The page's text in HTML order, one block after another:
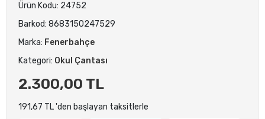
Ürün Kodu: 24752
Barkod: 8683150247529
Marka: Fenerbahçe
Kategori: Okul Çantası
2.300,00 TL
191,67 TL 'den başlayan taksitlerle